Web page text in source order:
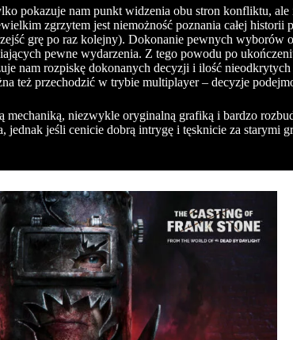
pokazuje nam punkt widzenia obu stron konfliktu,
zgrzytem jest niemożność poznania całej historii
grę po raz kolejny). Dokonanie pewnych wyborów
pewne wydarzenia. Z tego powodu po
nam rozpiskę dokonanych decyzji i ilość
też przechodzić w trybie multiplayer – decyzje
mechaniką, niezwykle oryginalną grafiką i bardzo
jednak jeśli cenicie dobrą intrygę i tęsknicie za starymi